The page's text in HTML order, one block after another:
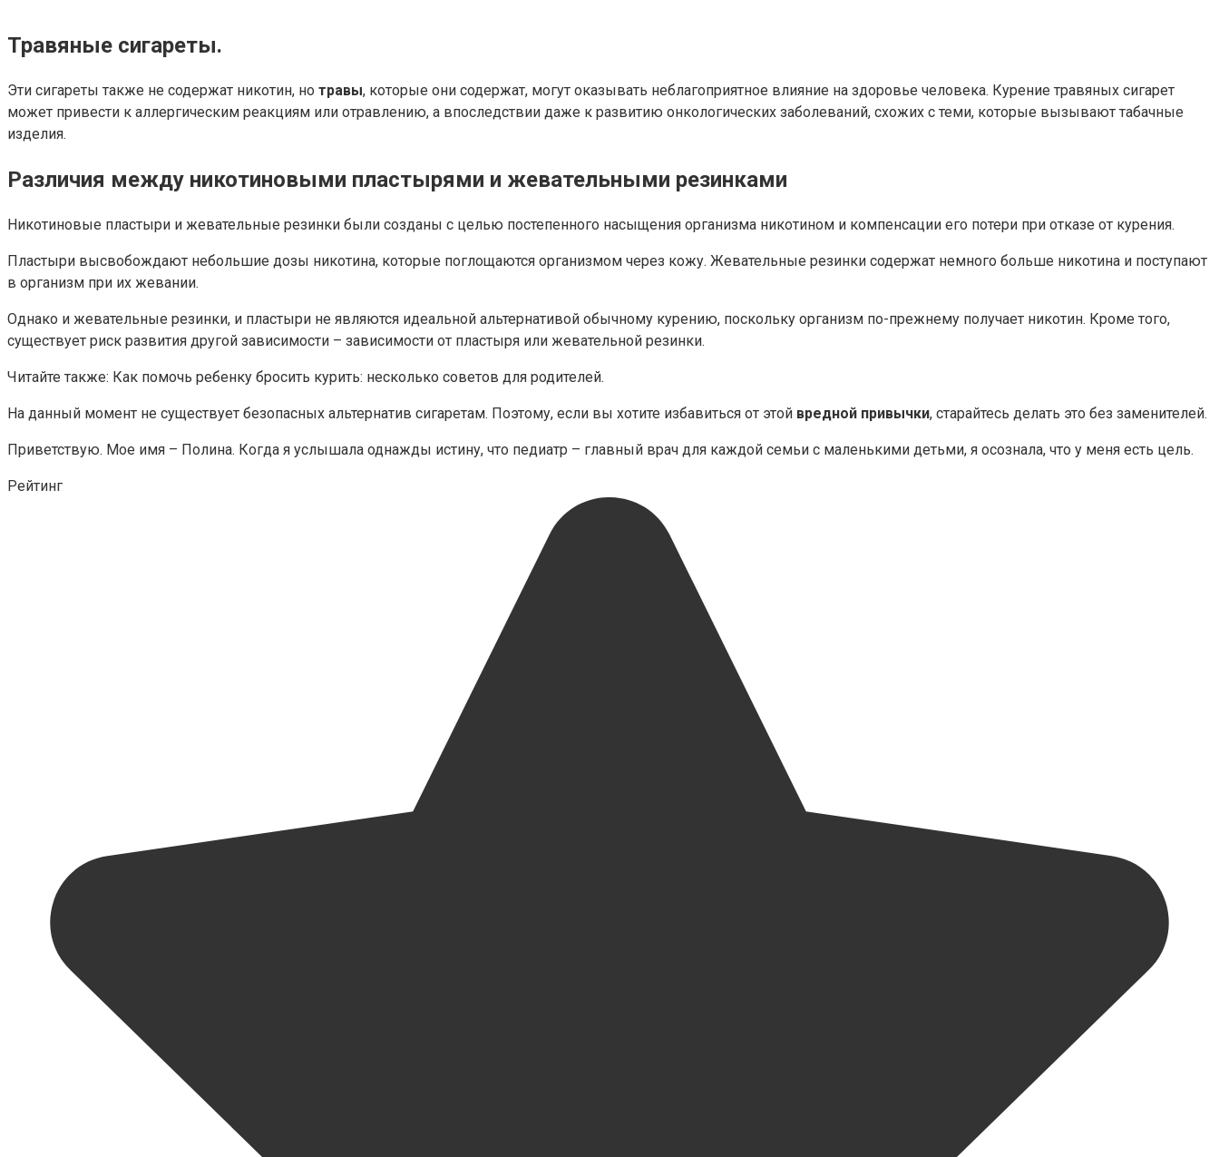
Травяные сигареты.
Эти сигареты также не содержат никотин, но травы, которые они содержат, могут оказывать неблагоприятное влияние на здоровье человека. Курение травяных сигарет
может привести к аллергическим реакциям или отравлению, а впоследствии даже к развитию онкологических заболеваний, схожих с теми, которые вызывают табачные
изделия.
Различия между никотиновыми пластырями и жевательными резинками
Никотиновые пластыри и жевательные резинки были созданы с целью постепенного насыщения организма никотином и компенсации его потери при отказе от курения.
Пластыри высвобождают небольшие дозы никотина, которые поглощаются организмом через кожу. Жевательные резинки содержат немного больше никотина и поступают
в организм при их жевании.
Однако и жевательные резинки, и пластыри не являются идеальной альтернативой обычному курению, поскольку организм по-прежнему получает никотин. Кроме того,
существует риск развития другой зависимости – зависимости от пластыря или жевательной резинки.
Читайте также: Как помочь ребенку бросить курить: несколько советов для родителей.
На данный момент не существует безопасных альтернатив сигаретам. Поэтому, если вы хотите избавиться от этой вредной привычки, старайтесь делать это без заменителей.
Приветствую. Мое имя – Полина. Когда я услышала однажды истину, что педиатр – главный врач для каждой семьи с маленькими детьми, я осознала, что у меня есть цель.
Рейтинг